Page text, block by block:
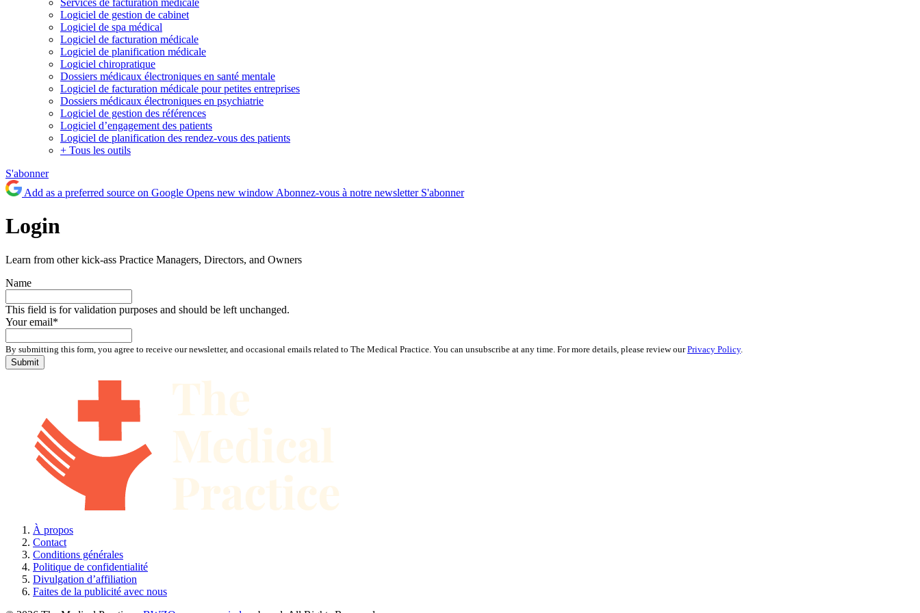
Services de facturation médicale
Logiciel de gestion de cabinet
Logiciel de spa médical
Logiciel de facturation médicale
Logiciel de planification médicale
Logiciel chiropratique
Dossiers médicaux électroniques en santé mentale
Logiciel de facturation médicale pour petites entreprises
Dossiers médicaux électroniques en psychiatrie
Logiciel de gestion des références
Logiciel d’engagement des patients
Logiciel de planification des rendez-vous des patients
+ Tous les outils
S'abonner
Add as a preferred source on Google Opens new window Abonnez-vous à notre newsletter S'abonner
Login
Learn from other kick-ass Practice Managers, Directors, and Owners
Name
This field is for validation purposes and should be left unchanged.
Your email*
By submitting this form, you agree to receive our newsletter, and occasional emails related to The Medical Practice. You can unsubscribe at any time. For more details, please review ourPrivacy Policy.
À propos
Contact
Conditions générales
Politique de confidentialité
Divulgation d’affiliation
Faites de la publicité avec nous